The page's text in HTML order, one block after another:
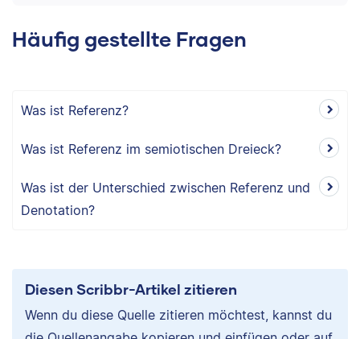
Häufig gestellte Fragen
Was ist Referenz?
Was ist Referenz im semiotischen Dreieck?
Was ist der Unterschied zwischen Referenz und
Denotation?
Diesen Scribbr-Artikel zitieren
Wenn du diese Quelle zitieren möchtest, kannst du